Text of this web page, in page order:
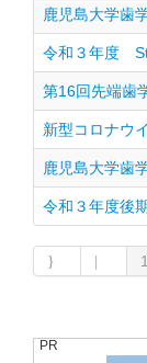
鹿児島大学歯
令和３年度
第16回先端歯
新型コロナウ
鹿児島大学歯
令和３年度後
1
PR